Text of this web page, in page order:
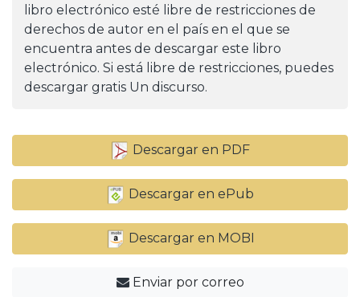
libro electrónico esté libre de restricciones de
derechos de autor en el país en el que se
encuentra antes de descargar este libro
electrónico. Si está libre de restricciones, puedes
descargar gratis Un discurso.
Descargar en PDF
Descargar en ePub
Descargar en MOBI
Enviar por correo